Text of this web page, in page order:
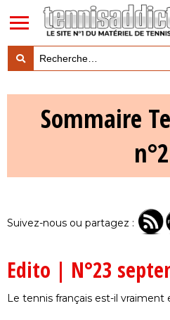
LES ACTUS
LES GUIDES
Sommaire
Suivez-nous ou partagez :
Edito | N°23
Le tennis français est-il vraiment